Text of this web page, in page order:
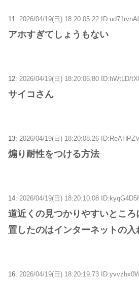
11: 2026/04/19(日) 18:20:05.22
アホすぎてしょうもない
12: 2026/04/19(日) 18:20:06.80 ID:hWtLD/
サイコさん
13: 2026/04/19(日) 18:20:08.26
煽り耐性をつける方法
14: 2026/04/19(日) 18:20:10.08
道近くの見つかりやすいとこ
置したのはインターネットの入
16: 2026/04/19(日) 18:20:19.73